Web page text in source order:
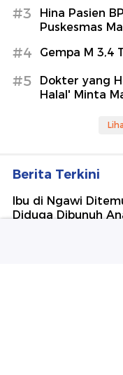
#3
Hina Pasien
Puskesmas
#4 Gempa M 3,4
#5
Dokter yang
Halal' Minta
Berita Terkini
Ibu di Ngawi
Diduga Dibunuh